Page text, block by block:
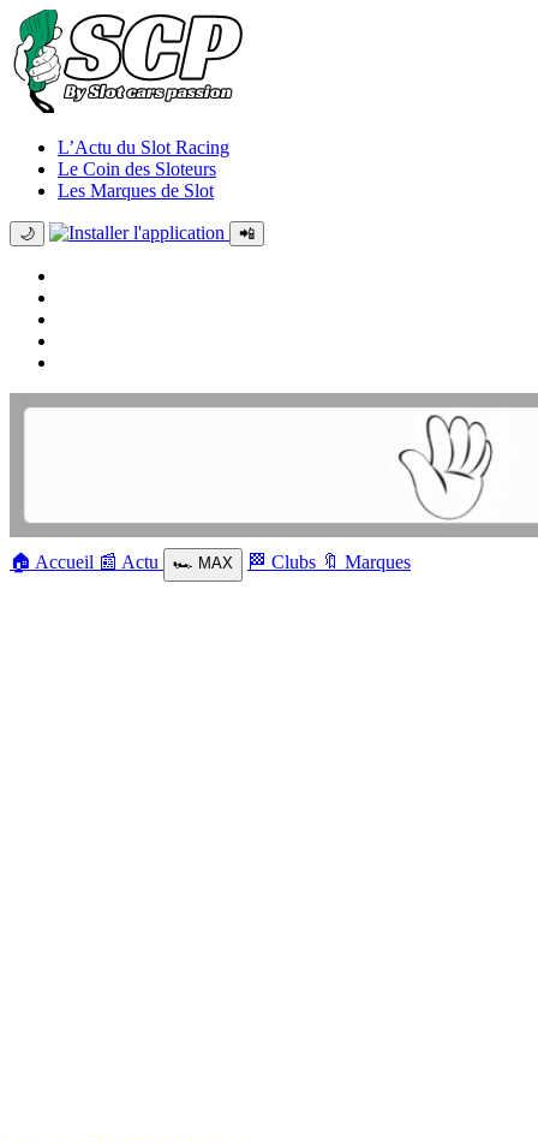
L’Actu du Slot Racing
Le Coin des Sloteurs
Les Marques de Slot
🌙 📲
🏠 Accueil 📰 Actu 🏎️ MAX 🏁 Clubs 🔖 Marques